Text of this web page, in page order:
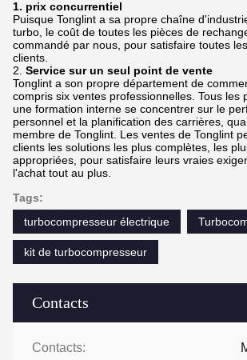
Contacts
Contacts:
1. prix concurrentiel
Puisque Tonglint a sa propre chaîne
turbo, le coût de toutes les pièces de
commandé par nous, pour satisfaire toutes
clients.
2. Service sur un seul point de vente
Tonglint a son propre département de
compris six ventes professionnelles. Tous les
une formation interne se concentrer sur le
personnel et la planification des carrières,
membre de Tonglint. Les ventes de Tonglint
clients les solutions les plus complètes, les
appropriées, pour satisfaire leurs vraies
l'achat tout au plus.
Tags:
turbocompresseur électrique
kit de turbocompresseur